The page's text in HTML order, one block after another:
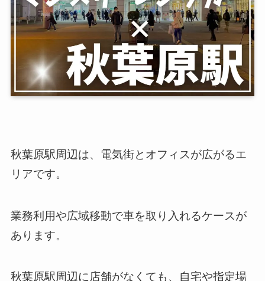
秋葉原駅周辺は、電気街とオフィスが広がるエ
リアです。
業務利用や広域移動で車を取り入れるケースが
あります。
秋葉原駅周辺に店舗がなくても、自宅や指定場